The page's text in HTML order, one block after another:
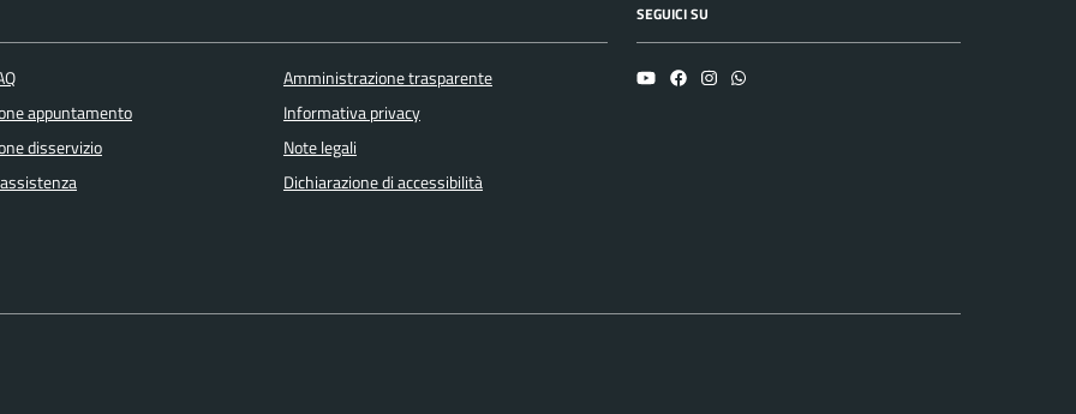
appuntamento
disservizio
Amministrazione trasparente
Informativa privacy
Note legali
Dichiarazione di accessibilità
SEGUICI SU
YouTubeFacebookInstagramWhatsapp